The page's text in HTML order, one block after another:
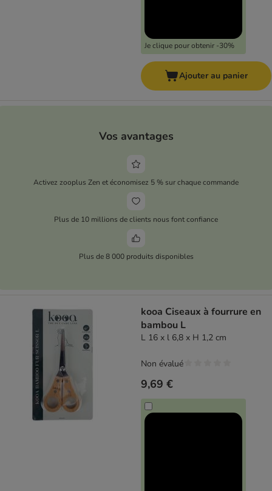
Je clique pour obtenir -30%
Ajouter au panier
Vos avantages
Activez zooplus Zen et économisez 5 % sur chaque commande
Plus de 10 millions de clients nous font confiance
Plus de 8 000 produits disponibles
kooa Ciseaux à fourrure en
bambou L
L 16 x l 6,8 x H 1,2 cm
9,69 €
Non évalué